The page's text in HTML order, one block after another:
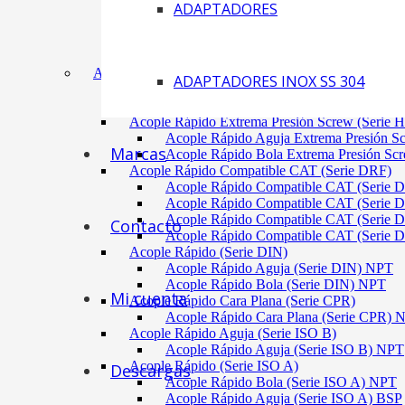
ADAPTADORES
ADAPTADORES INOX SS 304
Marcas
Contacto
Mi cuenta
Descargas
Acoplamiento Tipo Neumático Fenaflex (TYRE)
ACÓPLES RÁPIDOS
Acople Rápido Aguja Extrema Presión (Serie
Acople Rápido Extrema Presión Screw (Serie
Acople Rápido Aguja Extrema Presión
Acople Rápido Bola Extrema Presión
Acople Rápido Compatible CAT (Serie DRF)
Acople Rápido Compatible CAT (Serie
Acople Rápido Compatible CAT (Serie
Acople Rápido Compatible CAT (Serie
Acople Rápido Compatible CAT (Serie
Acople Rápido (Serie DIN)
Acople Rápido Aguja (Serie DIN) NPT
Acople Rápido Bola (Serie DIN) NPT
Acople Rápido Cara Plana (Serie CPR)
Acople Rápido Cara Plana (Serie CPR)
Acople Rápido Aguja (Serie ISO B)
Acople Rápido Aguja (Serie ISO B) NPT
Acople Rápido (Serie ISO A)
Acople Rápido Bola (Serie ISO A) NPT
Acople Rápido Aguja (Serie ISO A) BSP